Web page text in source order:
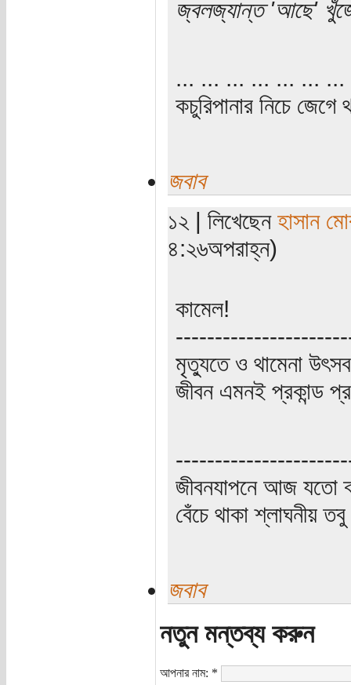
জ্বলজ্যান্ত 'আছে'
... ... ... ... ... ...
কচুরিপানার নিচে জেগে
জবাব
১২ | লিখেছেন হাসান
৪:২৬অপরাহ্ন)
কামেল!
মৃত্যুতে ও থামেনা উৎসব
জীবন এমনই প্রকান্ড
জীবনযাপনে আজ যতো
বেঁচে থাকা শ্লাঘনীয়
জবাব
নতুন মন্তব্য করুন
আপনার নাম: *